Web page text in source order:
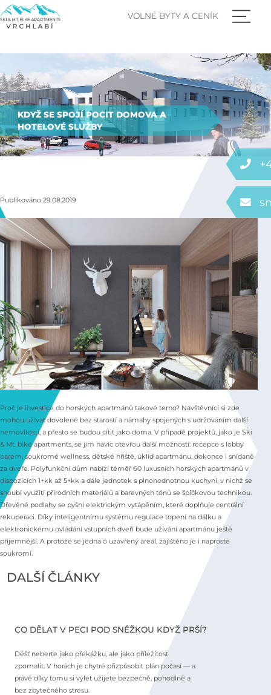
VOLNÉ BYTY A CENÍK
KDYŽ SE SPOJÍ POCIT DOMOVA A
HOTELOVÉ SLUŽBY
Publikováno 29.08.2019
Proč je investice do horských apartmánů takové terno? Návštěvníci si zde
mohou užívat dovolené bez starostí a námahy spojených s udržováním další
nemovitosti, a přesto se budou cítit jako doma. V případě projektů, jako je Ski
& Mt. bike apartments, se jim navíc otevřou další možnosti: recepce s lobby
barem, soukromé wellness, dětské hřiště, úklid apartmánu, dokonce i snídaně
za dveře. Polyfunkční dům nabízí téměř 60 luxusních horských apartmánů v
dispozicích 1+kk až 5+kk a dále jednotek s plnohodnotnou kuchyní, v nichž se
snoubí využití přírodních materiálů a barevných tónů se špičkovou technikou.
Dřevěné podlahy se pyšní elektrickým vytápěním, které doplňuje centrální
rekuperaci. Díky inteligentnímu systému regulace topení na dálku a
elektronickému ovládání vstupních dveří bude užívání apartmánu ještě
příjemnější. A protože se jedná o uzavřený areál, zajištěno je i naprosté
soukromí.
DALŠÍ ČLÁNKY
CO DĚLAT V PECI POD SNĚŽKOU KDYŽ PRŠÍ?
Déšť neberte jako překážku, ale jako příležitost
zpomalit. V horách je chytré přizpůsobit plán počasí — a
právě díky tomu si výlet užijete bezpečně, pohodlně a
bez zbytečného stresu.